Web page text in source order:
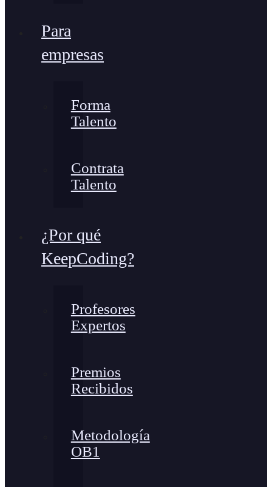
Para
empresas
Forma
Talento
Contrata
Talento
¿Por qué
KeepCoding?
Profesores
Expertos
Premios
Recibidos
Metodología
OB1